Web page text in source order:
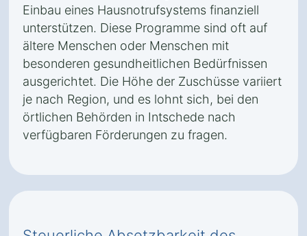
Einbau eines Hausnotrufsystems finanziell
unterstützen. Diese Programme sind oft auf
ältere Menschen oder Menschen mit
besonderen gesundheitlichen Bedürfnissen
ausgerichtet. Die Höhe der Zuschüsse variiert
je nach Region, und es lohnt sich, bei den
örtlichen Behörden in Intschede nach
verfügbaren Förderungen zu fragen.